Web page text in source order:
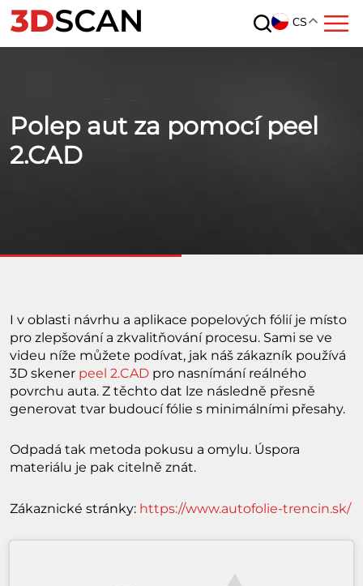
CS
Polep aut za pomocí peel
2.CAD
I v oblasti návrhu a aplikace popelových fólií je místo
pro zlepšování a zkvalitňování procesu. Sami se ve
videu níže můžete podívat, jak náš zákazník používá
3D skener peel 2.CAD pro nasnímání reálného
povrchu auta. Z těchto dat lze následně přesně
generovat tvar budoucí fólie s minimálními přesahy.
Odpadá tak metoda pokusu a omylu. Úspora
materiálu je pak citelně znát.
Zákaznické stránky: https://www.autofolie-trencin.sk/